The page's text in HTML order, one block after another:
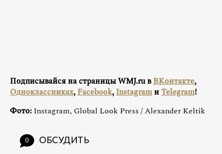
Подписывайся на страницы WMJ.ru вВКонтакте,
Одноклассниках,Facebook,InstagramиTelegram!
Фото: Instagram, Global Look Press / Alexander Keltik
0 ОБСУДИТЬ